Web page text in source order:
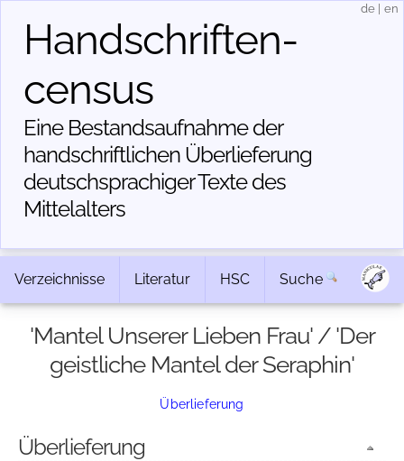
Handschriften­
census
Eine Bestandsaufnahme der
handschriftlichen Über­lieferung
deutschsprachiger Texte des
Mittelalters
de en
Verzeichnisse Literatur HSC Suche
'Mantel Unserer Lieben Frau' / 'Der
geistliche Mantel der Seraphin'
Überlieferung
Überlieferung